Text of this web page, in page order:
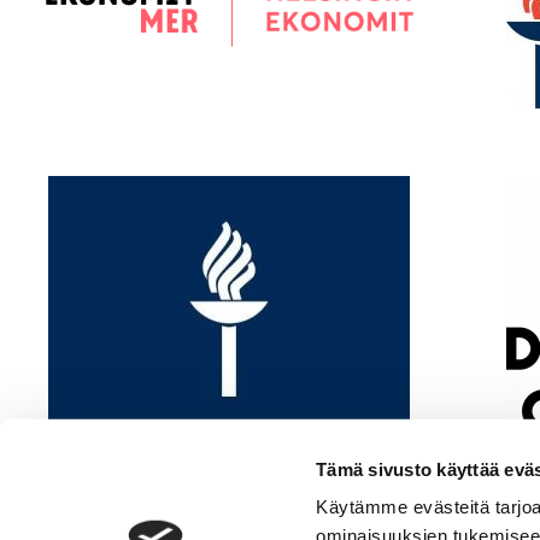
Tämä sivusto käyttää
Käytämme evästeitä
ominaisuuksien